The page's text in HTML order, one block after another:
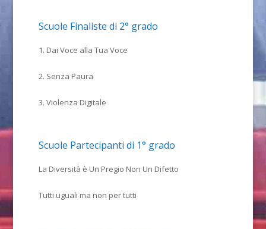
Scuole Finaliste di 2° grado
1. Dai Voce alla Tua Voce
2. Senza Paura
3. Violenza Digitale
Scuole Partecipanti di 1° grado
La Diversità è Un Pregio Non Un Difetto
Tutti uguali ma non per tutti